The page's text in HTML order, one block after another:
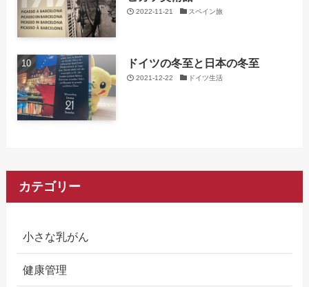
2022-11-21 スペイン旅
ドイツの冬至と日本の冬至
2021-12-22 ドイツ生活
カテゴリー
小さな乳がん
健康管理